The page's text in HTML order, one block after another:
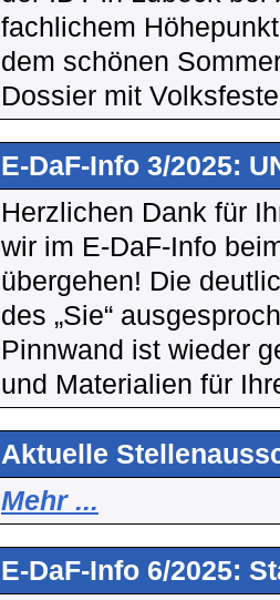
fachlichem
dem schönen
Dossier mit
E-DaF-Info 3/2025:
Herzlichen Dank für
wir im E-DaF-Info
übergehen! Die
des „Sie“
Pinnwand ist wieder
und Materialien für
Aktuelle
Mehr ...
E-DaF-Info 6/2025: